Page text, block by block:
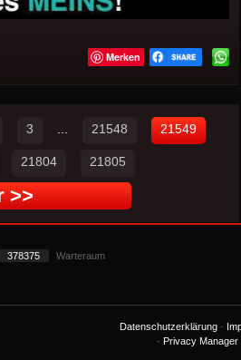
Merken
3 ... 21548 21549
21804 21805
>>
378375
Warteraum
Datenschutzerklärung-
- Privacy Manager